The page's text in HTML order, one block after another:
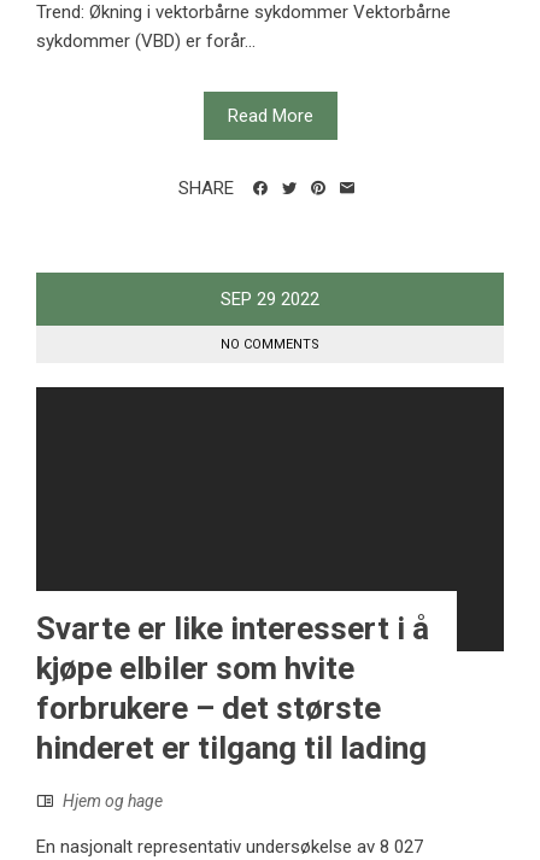
Trend: Økning i vektorbårne sykdommer Vektorbårne
sykdommer (VBD) er forår...
Read More
SHARE
SEP 29 2022
NO COMMENTS
Svarte er like interessert i å
kjøpe elbiler som hvite
forbrukere – det største
hinderet er tilgang til lading
Hjem og hage
En nasjonalt representativ undersøkelse av 8 027